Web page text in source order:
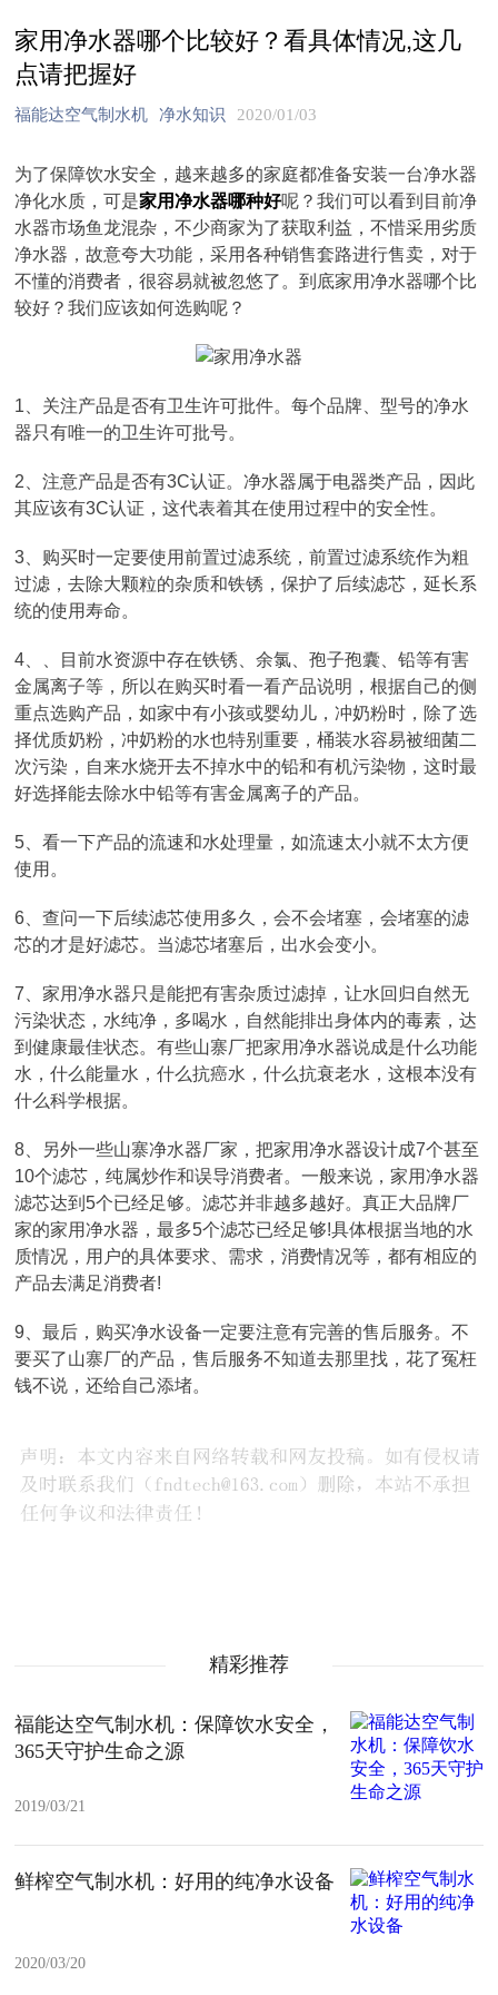
家用净水器哪个比较好？看具体情况,这几
点请把握好
福能达空气制水机 净水知识 2020/01/03
为了保障饮水安全，越来越多的家庭都准备安装一台净水器
净化水质，可是家用净水器哪种好呢？我们可以看到目前净
水器市场鱼龙混杂，不少商家为了获取利益，不惜采用劣质
净水器，故意夸大功能，采用各种销售套路进行售卖，对于
不懂的消费者，很容易就被忽悠了。到底家用净水器哪个比
较好？我们应该如何选购呢？
1、关注产品是否有卫生许可批件。每个品牌、型号的净水
器只有唯一的卫生许可批号。
2、注意产品是否有3C认证。净水器属于电器类产品，因此
其应该有3C认证，这代表着其在使用过程中的安全性。
3、购买时一定要使用前置过滤系统，前置过滤系统作为粗
过滤，去除大颗粒的杂质和铁锈，保护了后续滤芯，延长系
统的使用寿命。
4、、目前水资源中存在铁锈、余氯、孢子孢囊、铅等有害
金属离子等，所以在购买时看一看产品说明，根据自己的侧
重点选购产品，如家中有小孩或婴幼儿，冲奶粉时，除了选
择优质奶粉，冲奶粉的水也特别重要，桶装水容易被细菌二
次污染，自来水烧开去不掉水中的铅和有机污染物，这时最
好选择能去除水中铅等有害金属离子的产品。
5、看一下产品的流速和水处理量，如流速太小就不太方便
使用。
6、查问一下后续滤芯使用多久，会不会堵塞，会堵塞的滤
芯的才是好滤芯。当滤芯堵塞后，出水会变小。
7、家用净水器只是能把有害杂质过滤掉，让水回归自然无
污染状态，水纯净，多喝水，自然能排出身体内的毒素，达
到健康最佳状态。有些山寨厂把家用净水器说成是什么功能
水，什么能量水，什么抗癌水，什么抗衰老水，这根本没有
什么科学根据。
8、另外一些山寨净水器厂家，把家用净水器设计成7个甚至
10个滤芯，纯属炒作和误导消费者。一般来说，家用净水器
滤芯达到5个已经足够。滤芯并非越多越好。真正大品牌厂
家的家用净水器，最多5个滤芯已经足够!具体根据当地的水
质情况，用户的具体要求、需求，消费情况等，都有相应的
产品去满足消费者!
9、最后，购买净水设备一定要注意有完善的售后服务。不
要买了山寨厂的产品，售后服务不知道去那里找，花了冤枉
钱不说，还给自己添堵。
精彩推荐
福能达空气制水机：保障饮水安全，
365天守护生命之源
2019/03/21
鲜榨空气制水机：好用的纯净水设备
2020/03/20